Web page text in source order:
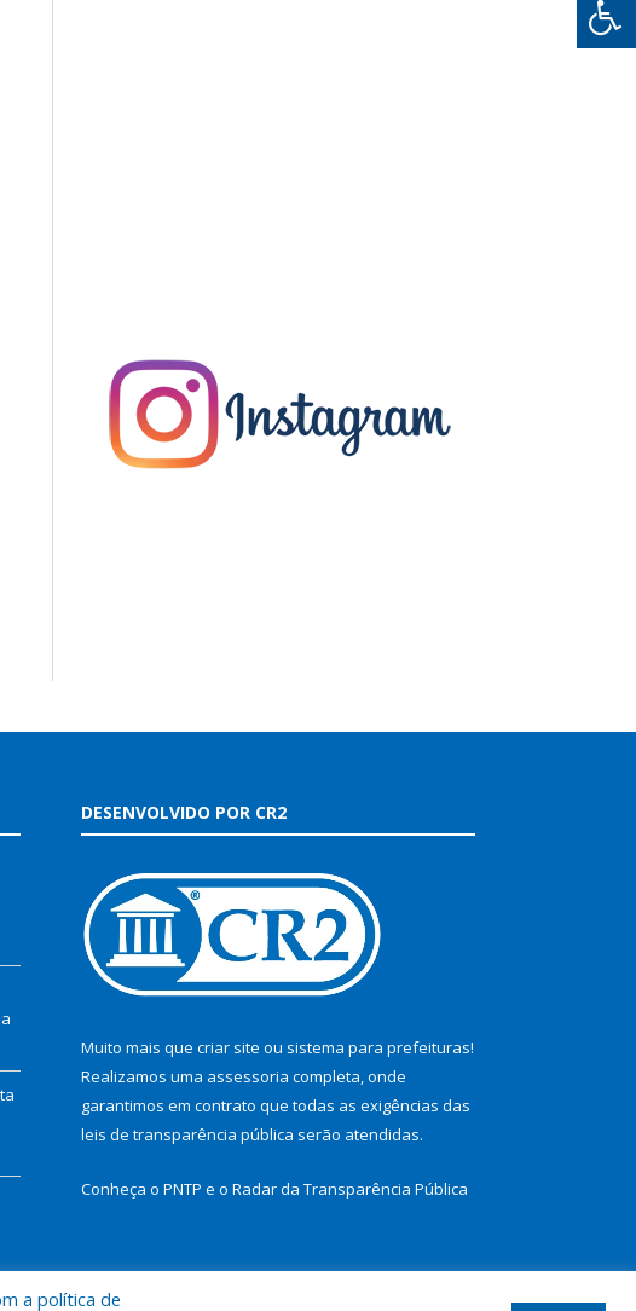
DESENVOLVIDO POR CR2
Muito mais que criar site ou sistema para prefeituras!
Realizamos uma assessoria completa, onde
garantimos em contrato que todas as exigências das
leis de transparência pública serão atendidas.
Conheça o PNTP e o Radar da Transparência Pública
a política de